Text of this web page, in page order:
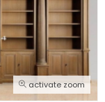
activate zoom